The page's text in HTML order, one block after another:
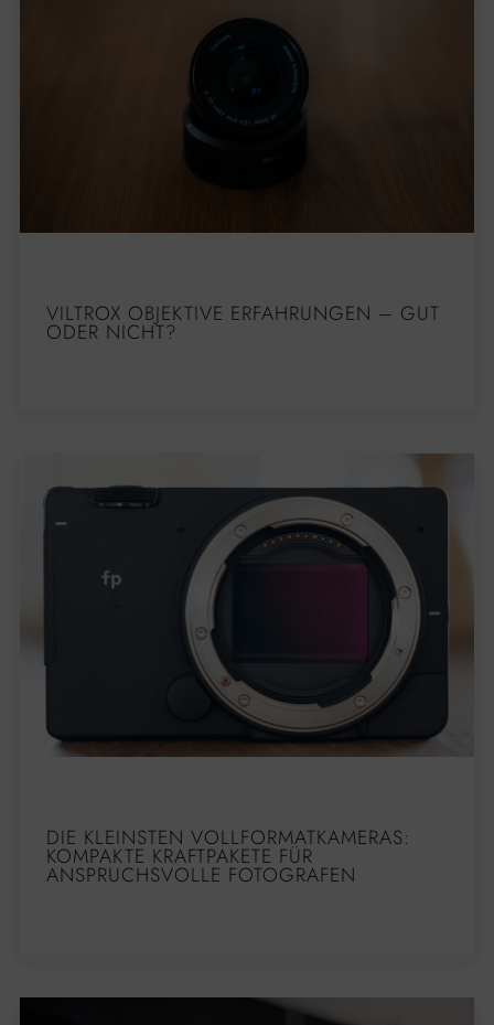
VILTROX OBJEKTIVE ERFAHRUNGEN – GUT
ODER NICHT?
DIE KLEINSTEN VOLLFORMATKAMERAS:
KOMPAKTE KRAFTPAKETE FÜR
ANSPRUCHSVOLLE FOTOGRAFEN